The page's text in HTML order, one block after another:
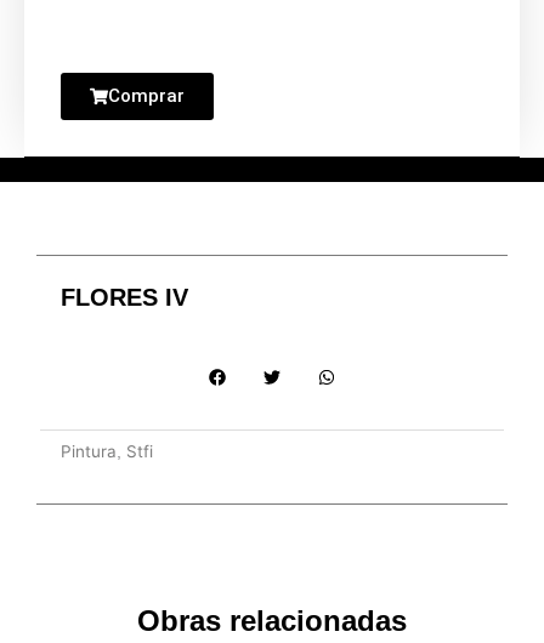
Comprar
FLORES IV
Pintura, Stfi
Obras relacionadas